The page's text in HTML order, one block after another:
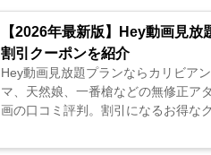
【2026年最新版】Hey動画見
割引クーポンを紹介
Hey動画見放題プランならカリビア
マ、天然娘、一番槍などの無修正ア
画の口コミ評判。割引になるお得な